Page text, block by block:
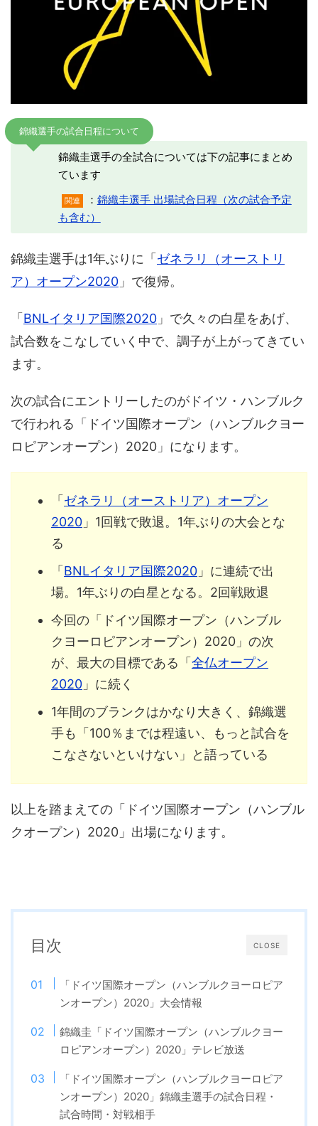
錦織選手の試合日程について
錦織圭選手の全試合については下の記事にまとめ
ています
関連 ： 錦織圭選手 出場試合日程（次の試合予定
も含む）
錦織圭選手は1年ぶりに「ゼネラリ（オーストリ
ア）オープン2020 」で復帰。
「BNLイタリア国際2020 」で久々の白星をあげ、
試合数をこなしていく中で、調子が上がってきてい
ます。
次の試合にエントリーしたのがドイツ・ハンブルク
で行われる「ドイツ国際オープン（ハンブルクヨー
ロピアンオープン）2020」になります。
「 ゼネラリ（オーストリア）オープン
2020 」1回戦で敗退。1年ぶりの大会とな
る
「 BNLイタリア国際2020 」に連続で出
場。1年ぶりの白星となる。2回戦敗退
今回の「ドイツ国際オープン（ハンブル
クヨーロピアンオープン）2020」の次
が、最大の目標である「 全仏オープン
2020 」に続く
1年間のブランクはかなり大きく、錦織選
手も「100％までは程遠い、もっと試合を
こなさないといけない」と語っている
以上を踏まえての「ドイツ国際オープン（ハンブル
クオープン）2020」出場になります。
CLOSE
目次
「ドイツ国際オープン（ハンブルクヨーロピア
ンオープン）2020」大会情報
錦織圭「ドイツ国際オープン（ハンブルクヨー
ロピアンオープン）2020」テレビ放送
「ドイツ国際オープン（ハンブルクヨーロピア
ンオープン）2020」錦織圭選手の試合日程・
試合時間・対戦相手